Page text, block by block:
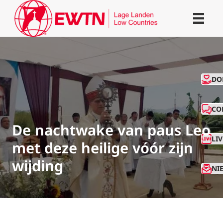
De nachtwake van paus Leo
met deze heilige vóór zijn
wijding